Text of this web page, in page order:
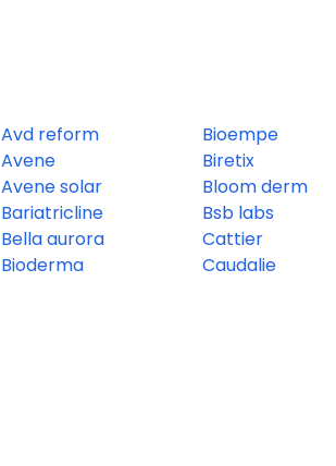
Avd reform
Avene
Avene solar
Bariatricline
Bella aurora
Bioderma
Bioempe
Biretix
Bloom derm
Bsb labs
Cattier
Caudalie